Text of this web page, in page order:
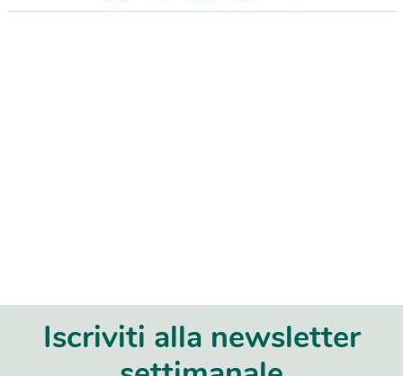
Iscriviti alla newsletter